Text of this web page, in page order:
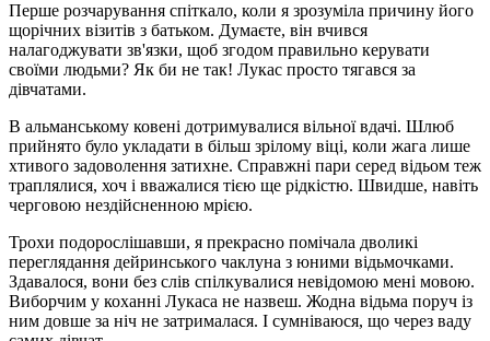
Перше розчарування спіткало, коли я зрозуміла причину його
щорічних візитів з батьком. Думаєте, він вчився
налагоджувати зв'язки, щоб згодом правильно керувати
своїми людьми? Як би не так! Лукас просто тягався за
дівчатами.
В альманському ковені дотримувалися вільної вдачі. Шлюб
прийнято було укладати в більш зрілому віці, коли жага лише
хтивого задоволення затихне. Справжні пари серед відьом теж
траплялися, хоч і вважалися тією ще рідкістю. Швидше, навіть
черговою нездійсненною мрією.
Трохи подорослішавши, я прекрасно помічала дволикі
переглядання дейринського чаклуна з юними відьмочками.
Здавалося, вони без слів спілкувалися невідомою мені мовою.
Виборчим у коханні Лукаса не назвеш. Жодна відьма поруч із
ним довше за ніч не затрималася. І сумніваюся, що через ваду